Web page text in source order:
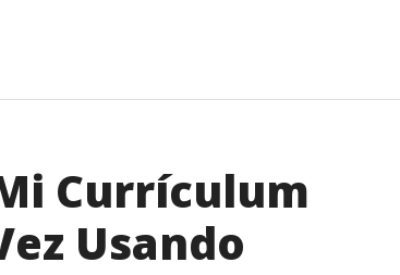
Currículum
Usando